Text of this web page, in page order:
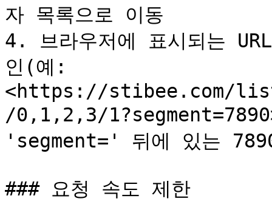
자 목록으로 이동
4. 브라우저에 표시되는
인(예:
<https://stibee.com/
/0,1,2,3/
'segment=' 뒤에 있는
### 요청 속도 제한